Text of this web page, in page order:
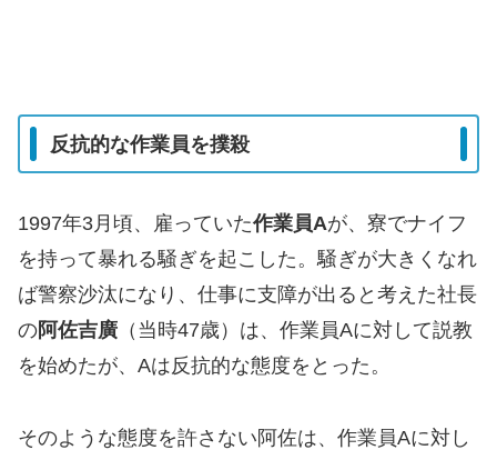
反抗的な作業員を撲殺
1997年3月頃、雇っていた作業員Aが、寮でナイフ
を持って暴れる騒ぎを起こした。騒ぎが大きくなれ
ば警察沙汰になり、仕事に支障が出ると考えた社長
の阿佐吉廣 （当時47歳）は、作業員Aに対して説教
を始めたが、Aは反抗的な態度をとった。
そのような態度を許さない阿佐は、作業員Aに対し